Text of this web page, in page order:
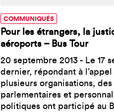
COMMUNIQUÉS
Pour les étrangers, la
aéroports – Bus Tour
20 septembre 2013 - Le 17
dernier, répondant à l’appel
plusieurs organisations,
parlementaires et
politiques ont participé au